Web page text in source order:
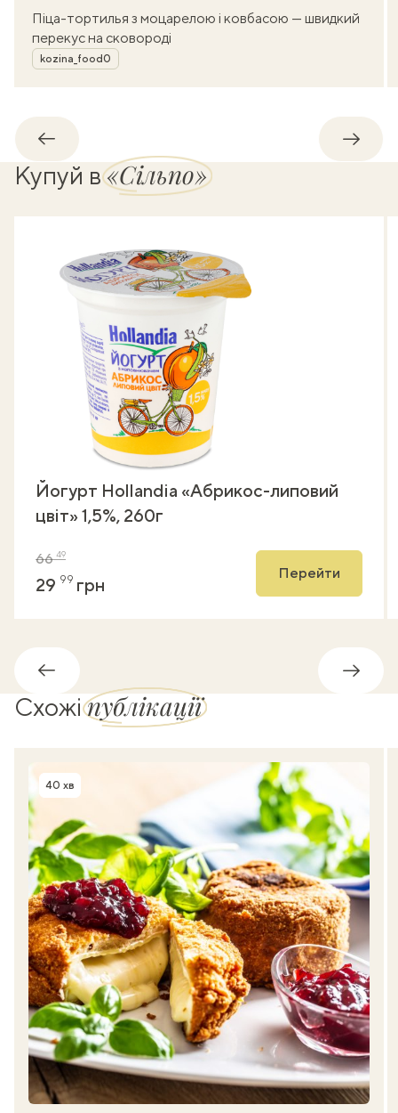
Піца-тортилья з моцарелою і ковбасою — швидкий
перекус на сковороді
Автор
kozina_food0
Назад
Купуй в«Сільпо»
Йогурт Hollandia «Абрикос-липовий
цвіт» 1,5%, 260г
6649
29 99 грн
Перейти
Назад
Схожіпублікації
Час приготування
40 хв